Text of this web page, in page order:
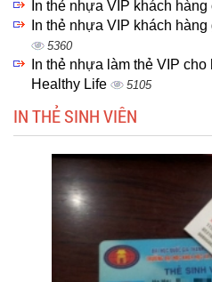
In thẻ nhựa VIP khách hàng
In thẻ nhựa VIP khách
5360
In thẻ nhựa làm thẻ VIP
Healthy Life
5105
IN THẺ SINH VIÊN